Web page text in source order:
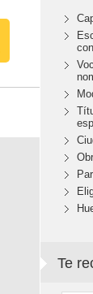
Te